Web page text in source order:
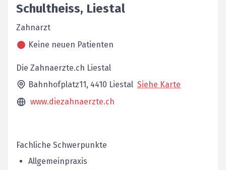
Schultheiss, Liestal
Zahnarzt
Keine neuen Patienten
Die Zahnaerzte.ch Liestal
Bahnhofplatz11, 4410 Liestal Siehe Karte
www.diezahnaerzte.ch
Fachliche Schwerpunkte
Allgemeinpraxis